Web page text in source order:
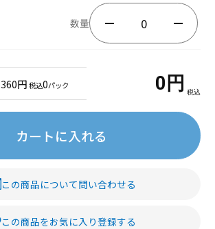
数量
360円 税込0パック 0 円 税込
カートに入れる
この商品について問い合わせる
この商品をお気に入り登録する